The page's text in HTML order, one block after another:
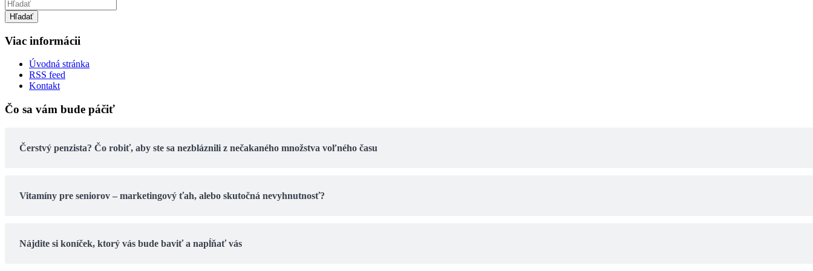
Hľadať
Viac informácii
Úvodná stránka
RSS feed
Kontakt
Čo sa vám bude páčiť
Čerstvý penzista? Čo robiť, aby ste sa nezbláznili z nečakaného množstva voľného času
Vitamíny pre seniorov – marketingový ťah, alebo skutočná nevyhnutnosť?
Nájdite si koníček, ktorý vás bude baviť a napĺňať vás